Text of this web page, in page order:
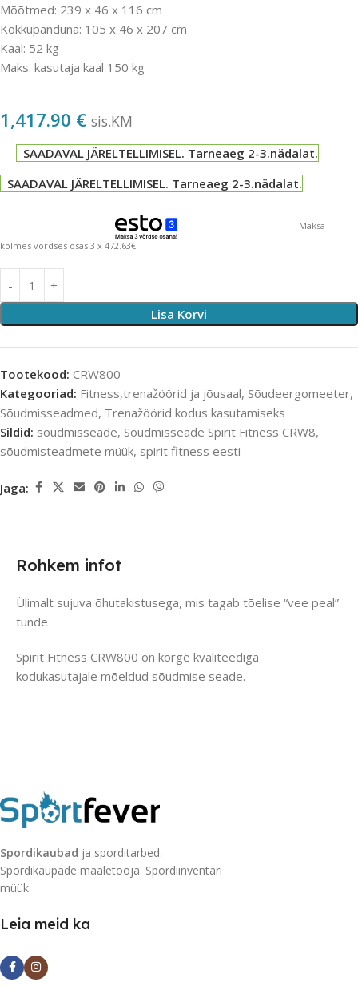
Mõõtmed: 239 x 46 x 116 cm
Kokkupanduna: 105 x 46 x 207 cm
Kaal: 52 kg
Maks. kasutaja kaal 150 kg
1,417.90 € sis.KM
SAADAVAL JÄRELTELLIMISEL. Tarneaeg 2-3.nädalat.
SAADAVAL JÄRELTELLIMISEL. Tarneaeg 2-3.nädalat.
Maksa
kolmes võrdses osas 3 x 472.63€
Lisa Korvi
Tootekood: CRW800
Kategooriad: Fitness,trenažöörid ja jõusaal, Sõudeergomeeter,
Sõudmisseadmed, Trenažöörid kodus kasutamiseks
Sildid: sõudmisseade, Sõudmisseade Spirit Fitness CRW8,
sõudmisteadmete müük, spirit fitness eesti
Jaga:
Rohkem infot
Ülimalt sujuva õhutakistusega, mis tagab tõelise “vee peal”
tunde
Spirit Fitness CRW800 on kõrge kvaliteediga
kodukasutajale mõeldud sõudmise seade.
Spordikaubad ja sporditarbed.
Spordikaupade maaletooja. Spordiinventari
müük.
Leia meid ka